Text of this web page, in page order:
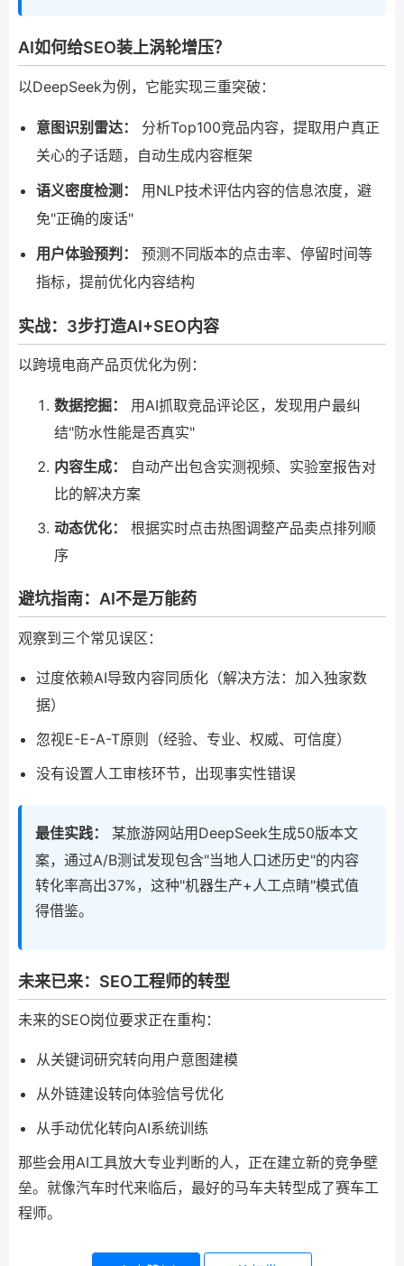
AI如何给SEO装上涡轮增压？
以DeepSeek为例，它能实现三重突破：
意图识别雷达：
分析Top100竞品内容，提取用户真正
关心的子话题，自动生成内容框架
语义密度检测：
用NLP技术评估内容的信息浓度，避
免"正确的废话"
用户体验预判：
预测不同版本的点击率、停留时间等
指标，提前优化内容结构
实战：3步打造AI+SEO内容
以跨境电商产品页优化为例：
数据挖掘：
用AI抓取竞品评论区，发现用户最纠
结"防水性能是否真实"
内容生成：
自动产出包含实测视频、实验室报告对
比的解决方案
动态优化：
根据实时点击热图调整产品卖点排列顺
序
避坑指南：AI不是万能药
观察到三个常见误区：
过度依赖AI导致内容同质化（解决方法：加入独家数
据）
忽视E-E-A-T原则（经验、专业、权威、可信度）
没有设置人工审核环节，出现事实性错误
最佳实践：
某旅游网站用DeepSeek生成50版本文
案，通过A/B测试发现包含"当地人口述历史"的内容
转化率高出37%，这种"机器生产+人工点睛"模式值
得借鉴。
未来已来：SEO工程师的转型
未来的SEO岗位要求正在重构：
从关键词研究转向用户意图建模
从外链建设转向体验信号优化
从手动优化转向AI系统训练
那些会用AI工具放大专业判断的人，正在建立新的竞争壁
垒。就像汽车时代来临后，最好的马车夫转型成了赛车工
程师。